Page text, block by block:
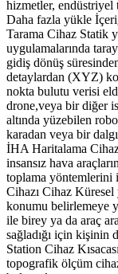
hizmetler, endüstriyel
Daha fazla yükle
Tarama Cihaz Statik
uygulamalarında
gidiş dönüş
detaylardan (XYZ)
nokta bulutu verisi
drone,veya bir diğer
altında yüzebilen
karadan veya bir
İHA Haritalama
insansız hava
toplama yöntemlerini
Cihazı Cihaz
konumu belirlemeye
ile birey ya da araç
sağladığı için kişinin
Station Cihaz
topografik ölçüm